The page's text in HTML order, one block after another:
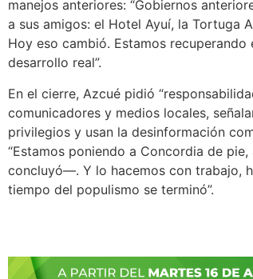
manejos anteriores: “Gobiernos
a sus amigos: el Hotel Ayuí, la Tortuga
Hoy eso cambió. Estamos
desarrollo real”.
En el cierre, Azcué pidió
comunicadores y medios locales,
privilegios y usan la desinformación
“Estamos poniendo a Concordia de
concluyó—. Y lo hacemos con trabajo,
tiempo del populismo se terminó”.